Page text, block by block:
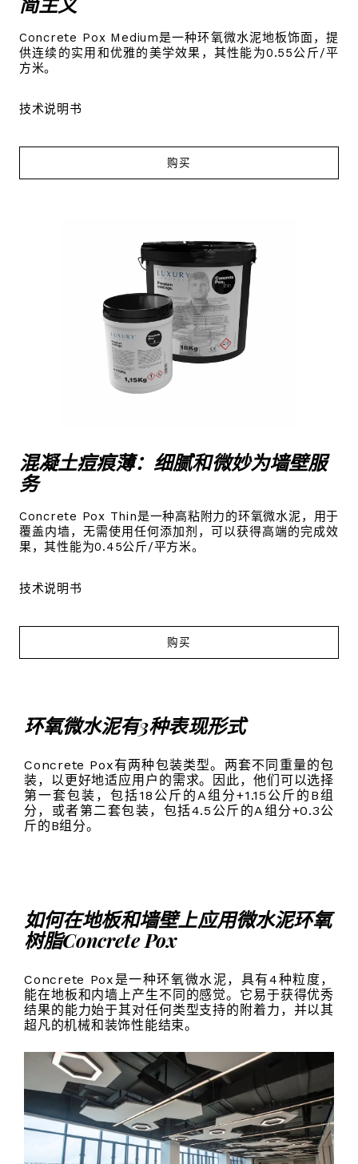
Concrete Pox Medium是一种环氧微水泥地板饰面，提
供连续的实用和优雅的美学效果，其性能为0.55公斤/平
方米。
技术说明书
购买
混凝土痘痕薄：细腻和微妙为墙壁服
务
Concrete Pox Thin是一种高粘附力的环氧微水泥，用于
覆盖内墙，无需使用任何添加剂，可以获得高端的完成效
果，其性能为0.45公斤/平方米。
技术说明书
购买
环氧微水泥有3种表现形式
Concrete Pox有两种包装类型。两套不同重量的包
装，以更好地适应用户的需求。因此，他们可以选择
第一套包装，包括18公斤的A组分+1.15公斤的B组
分，或者第二套包装，包括4.5公斤的A组分+0.3公
斤的B组分。
如何在地板和墙壁上应用微水泥环氧
树脂Concrete Pox
Concrete Pox是一种环氧微水泥，具有4种粒度，
能在地板和内墙上产生不同的感觉。它易于获得优秀
结果的能力始于其对任何类型支持的附着力，并以其
超凡的机械和装饰性能结束。